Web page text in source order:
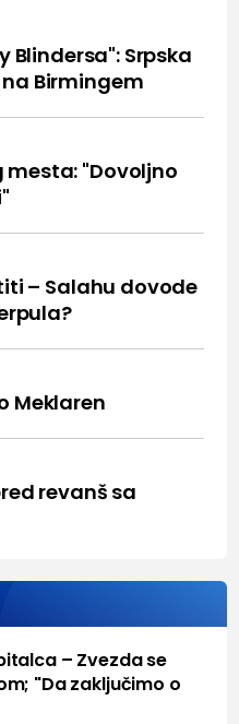
Blindersa": Srpska
Birmingem
mesta: "Dovoljno
– Salahu dovode
Meklaren
revanš sa
– Zvezda se
"Da zaključimo o